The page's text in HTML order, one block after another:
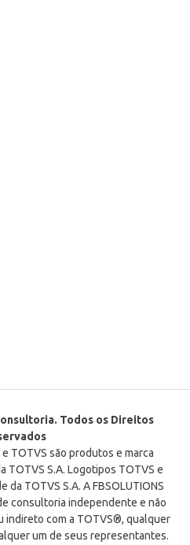
Todos os Direitos
TOTVS são produtos e marca
TOTVS S.A. Logotipos TOTVS e
TOTVS S.A. A FBSOLUTIONS
consultoria independente e não
indireto com a TOTVS®, qualquer
um de seus representantes.